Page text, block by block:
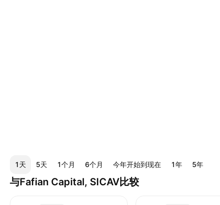
1天 5天 1个月 6个月 今年开始到现在 1年 5年
与Fafian Capital, SICAV比较